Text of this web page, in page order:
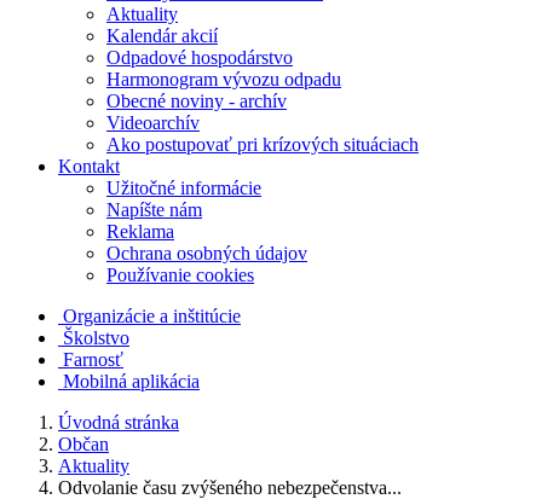
Aktuality
Kalendár akcií
Odpadové hospodárstvo
Harmonogram vývozu odpadu
Obecné noviny - archív
Videoarchív
Ako postupovať pri krízových situáciach
Kontakt
Užitočné informácie
Napíšte nám
Reklama
Ochrana osobných údajov
Používanie cookies
Organizácie a inštitúcie
Školstvo
Farnosť
Mobilná aplikácia
Úvodná stránka
Občan
Aktuality
Odvolanie času zvýšeného nebezpečenstva...